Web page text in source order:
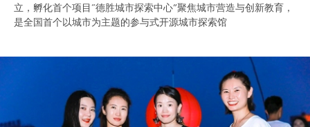
立，孵化首个项目“德胜城市探索中心”聚焦城市营造与创新教育，
是全国首个以城市为主题的参与式开源城市探索馆